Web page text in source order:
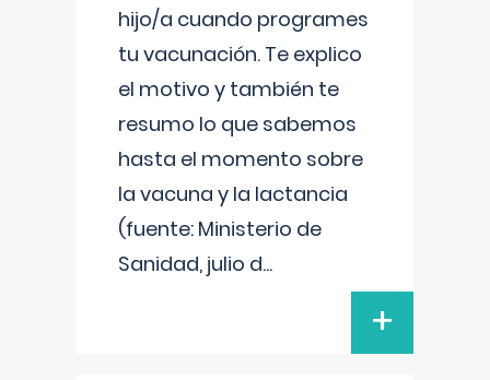
hijo/a cuando programes
tu vacunación. Te explico
el motivo y también te
resumo lo que sabemos
hasta el momento sobre
la vacuna y la lactancia
(fuente: Ministerio de
Sanidad, julio d...
+